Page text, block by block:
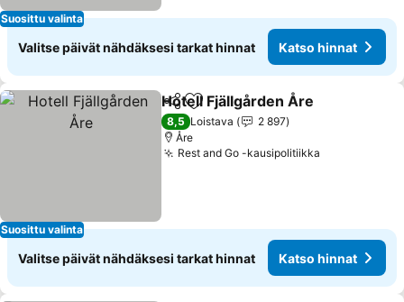
Suosittu valinta
Valitse päivät nähdäksesi tarkat hinnat Katso hinnat
Suosittu valinta
Jaa Lisää suosikkeihin
Hotell Fjällgården Åre
8,5 Loistava
2 897
Åre
Rest and Go -kausipolitiikka
Valitse päivät nähdäksesi tarkat hinnat Katso hinnat